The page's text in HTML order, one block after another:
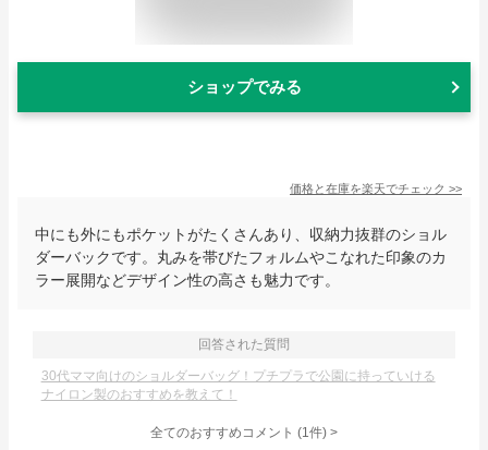
ショップでみる
価格と在庫を楽天でチェック >>
中にも外にもポケットがたくさんあり、収納力抜群のショル
ダーバックです。丸みを帯びたフォルムやこなれた印象のカ
ラー展開などデザイン性の高さも魅力です。
回答された質問
30代ママ向けのショルダーバッグ！プチプラで公園に持っていける
ナイロン製のおすすめを教えて！
全てのおすすめコメント (1件) >